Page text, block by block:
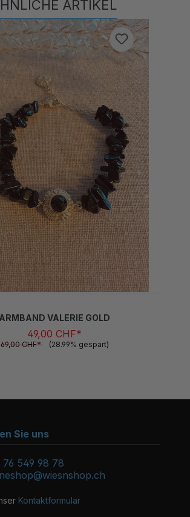
Produktgalerie überspringen
49,00 CHF*
69,00 CHF* (28.99% gespart)
Sie uns
76 549 98 78
Kontaktformular